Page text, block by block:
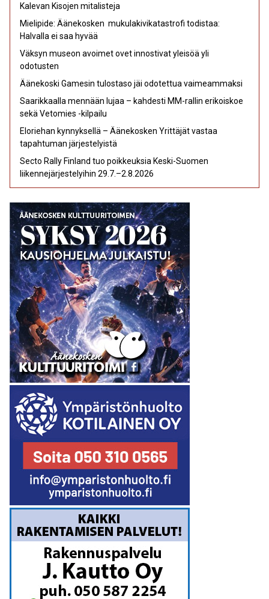
Kalevan Kisojen mitalisteja
Mielipide: Äänekosken mukulakivikatastrofi todistaa:
Halvalla ei saa hyvää
Väksyn museon avoimet ovet innostivat yleisöä yli
odotusten
Äänekoski Gamesin tulostaso jäi odotettua vaimeammaksi
Saarikkaalla mennään lujaa – kahdesti MM-rallin erikoiskoe
sekä Vetomies -kilpailu
Eloriehan kynnyksellä – Äänekosken Yrittäjät vastaa
tapahtuman järjestelyistä
Secto Rally Finland tuo poikkeuksia Keski-Suomen
liikennejärjestelyihin 29.7.–2.8.2026